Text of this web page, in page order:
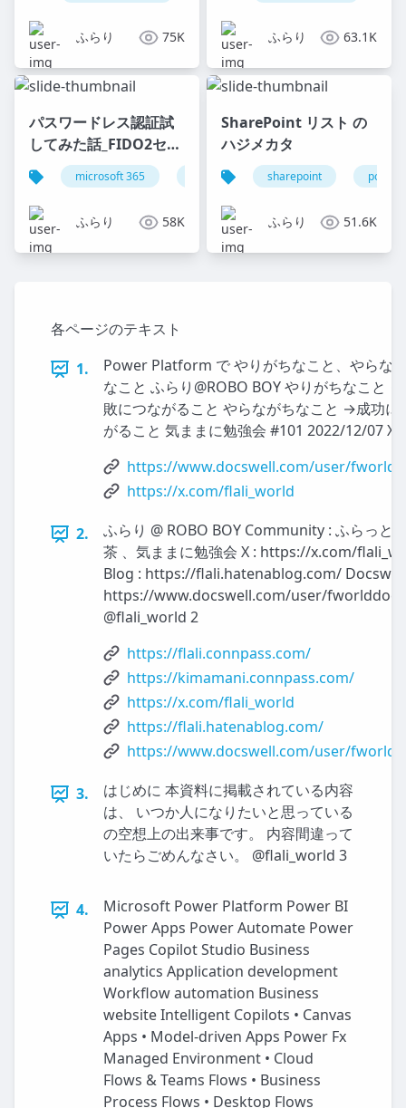
ふらり 75K ふらり 63.1K
パスワードレス認証試
してみた話_FIDO2セキ
ュリティキーでパスワ
ードレス認証
microsoft 365 microsoft entra azure ad
ふらり 58K
SharePoint リスト の
ハジメカタ
sharepoint power
ふらり 51.6K
各ページのテキスト
1.
Power Platform で やりがちなこと、やらな
なこと ふらり@ROBO BOY やりがちなこと
敗につながること やらながちなこと →成功に
がること 気ままに勉強会 #101 2022/12/07 X
https://www.docswell.com/user/
https://x.com/flali_world
2.
ふらり @ ROBO BOY Community : ふらっと
茶 、気ままに勉強会 X : https://x.com/
Blog : https://flali.hatenablog.com/
https://www.docswell.com/user/fworlddocs
@flali_world 2
https://flali.connpass.com/
https://kimamani.connpass.com/
https://x.com/flali_world
https://flali.hatenablog.com/
https://www.docswell.com/user/
3.
はじめに 本資料に掲載されている内容
は、 いつか人になりたいと思っている
の空想上の出来事です。 内容間違って
いたらごめんなさい。 @flali_world 3
4.
Microsoft Power Platform Power BI
Power Apps Power Automate Power
Pages Copilot Studio Business
analytics Application development
Workflow automation Business
website Intelligent Copilots • Canvas
Apps • Model-driven Apps Power Fx
Managed Environment • Cloud
Flows & Teams Flows • Business
Process Flows • Desktop Flows